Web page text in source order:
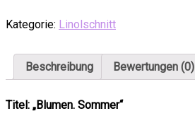
Kategorie: Linolschnitt
Beschreibung Bewertungen (0)
Titel: „Blumen. Sommer“